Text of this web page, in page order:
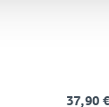
37,90